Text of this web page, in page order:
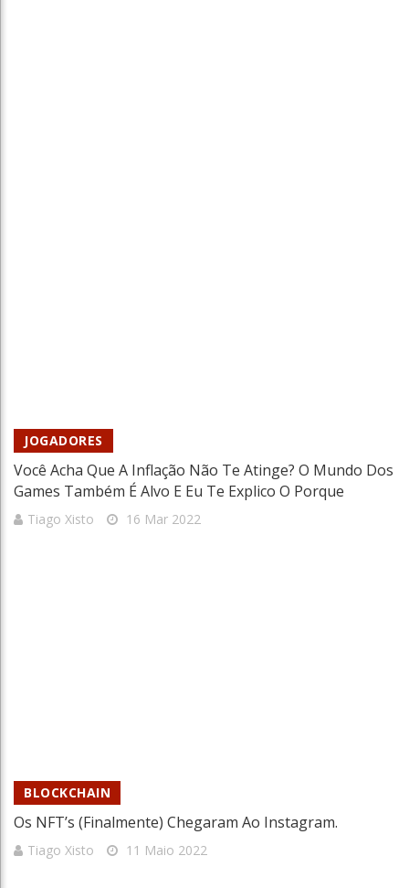
JOGADORES
Você Acha Que A Inflação Não Te Atinge? O Mundo Dos
Games Também É Alvo E Eu Te Explico O Porque
Tiago Xisto 16 Mar 2022
BLOCKCHAIN
Os NFT’s (finalmente) Chegaram Ao Instagram.
Tiago Xisto 11 Maio 2022